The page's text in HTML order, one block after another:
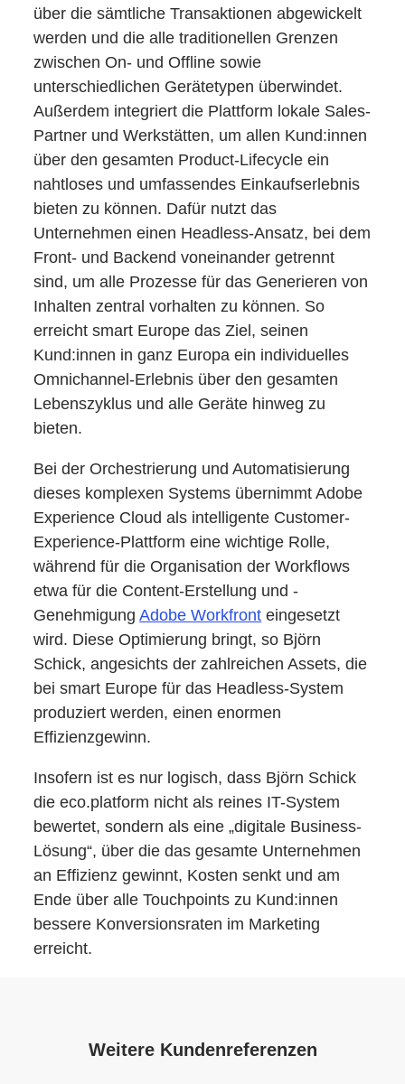
über die sämtliche Transaktionen abgewickelt
werden und die alle traditionellen Grenzen
zwischen On- und Offline sowie
unterschiedlichen Gerätetypen überwindet.
Außerdem integriert die Plattform lokale Sales-
Partner und Werkstätten, um allen Kund:innen
über den gesamten Product-Lifecycle ein
nahtloses und umfassendes Einkaufserlebnis
bieten zu können. Dafür nutzt das
Unternehmen einen Headless-Ansatz, bei dem
Front- und Backend voneinander getrennt
sind, um alle Prozesse für das Generieren von
Inhalten zentral vorhalten zu können. So
erreicht smart Europe das Ziel, seinen
Kund:innen in ganz Europa ein individuelles
Omnichannel-Erlebnis über den gesamten
Lebenszyklus und alle Geräte hinweg zu
bieten.
Bei der Orchestrierung und Automatisierung
dieses komplexen Systems übernimmt Adobe
Experience Cloud als intelligente Customer-
Experience-Plattform eine wichtige Rolle,
während für die Organisation der Workflows
etwa für die Content-Erstellung und -
GenehmigungAdobe Workfront eingesetzt
wird. Diese Optimierung bringt, so Björn
Schick, angesichts der zahlreichen Assets, die
bei smart Europe für das Headless-System
produziert werden, einen enormen
Effizienzgewinn.
Insofern ist es nur logisch, dass Björn Schick
die eco.platform nicht als reines IT-System
bewertet, sondern als eine „digitale Business-
Lösung“, über die das gesamte Unternehmen
an Effizienz gewinnt, Kosten senkt und am
Ende über alle Touchpoints zu Kund:innen
bessere Konversionsraten im Marketing
erreicht.
Weitere Kundenreferenzen